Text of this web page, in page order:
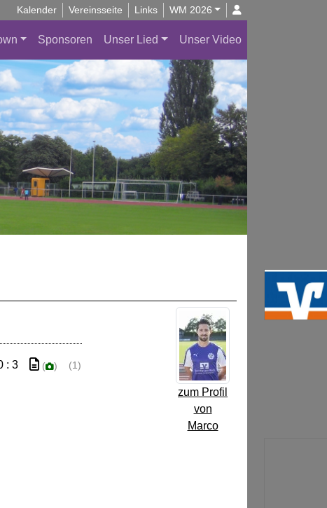
Kalender Vereinsseite Links WM 2026
Sponsoren Unser Lied Unser Video
zum Profil
von
Marco
: 3 ( ) (1)